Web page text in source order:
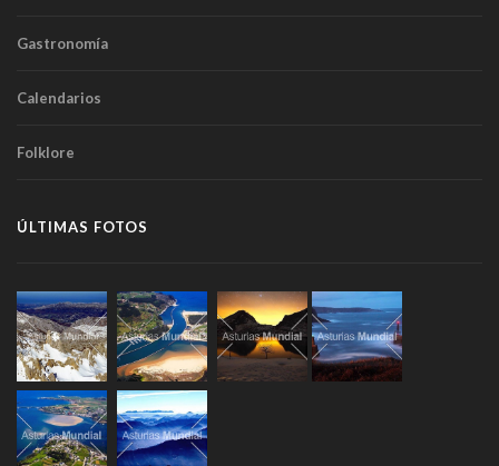
Gastronomía
Calendarios
Folklore
ÚLTIMAS FOTOS